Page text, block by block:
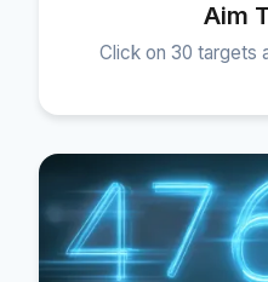
Aim
Click on 30 targets